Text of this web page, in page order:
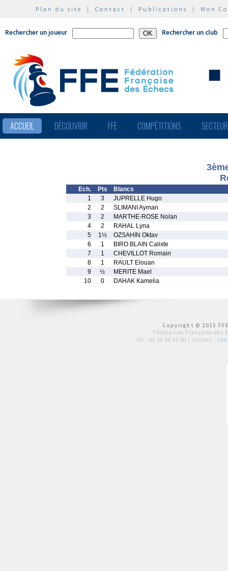
Plan du site | Contact | Publications | Mon
Rechercher un joueur Rechercher un club
ACCUEIL DÉCOUVRIR FFE COMPÉTITIONS
Ech. Pts
Blancs
1
3
JUPRELLE Hugo
2
2
SLIMANI Ayman
3
2
MARTHE-ROSE Nolan
4
2
RAHAL Lyna
5
1½
OZSAHIN Oktav
6
1
BIRO BLAIN Calixte
7
1
CHEVILLOT Romain
8
1
RAULT Elouan
9
½
MERITE Mael
10
0 DAHAK Kamelia
Copyright © 2015
Fédération Française des
tél : 01 39 44 65 80 | contact :